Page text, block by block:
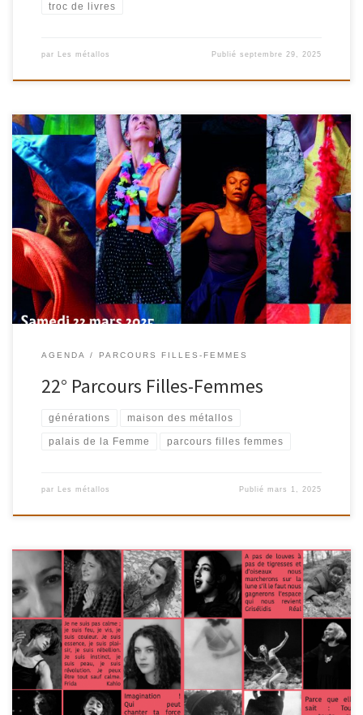
troc de livres
par Les métallos Publiéseptembre 29, 2025
Générations Régénération Espace de Partage et d'Expression
IntergénérationnelsExpositions, ateliers participatifs,
performances et spectacles Aboutissement d'aventures collectives
vivifiantes où les pratiques artistiques renouent avec leur fonction
originelle : prendre Soin de nous et de toutes les formes du
Vivant, prendre le Temps de la Beauté et de la Joie, régénerer
notre […]
AGENDA PARCOURS FILLES-FEMMES
22° Parcours Filles-Femmes
générations maison des métallos
palais de la Femme parcours filles femmes
par Les métallos Publiémars 1, 2025
Cabaret de Femmes pour une Noce / chant avec Claire Dubuisson
Samedi 19 OctobreDe 15h à 18hau Palais de la Femme, 94 rue de
Charonne, 75011 Paris Durant 6 séances, vous rencontrerez des
membres de l’équipe du spectacle « Cabaret de Femmes pour
une Noce« , mis en scène par Fanny Travaglino (Cie […]